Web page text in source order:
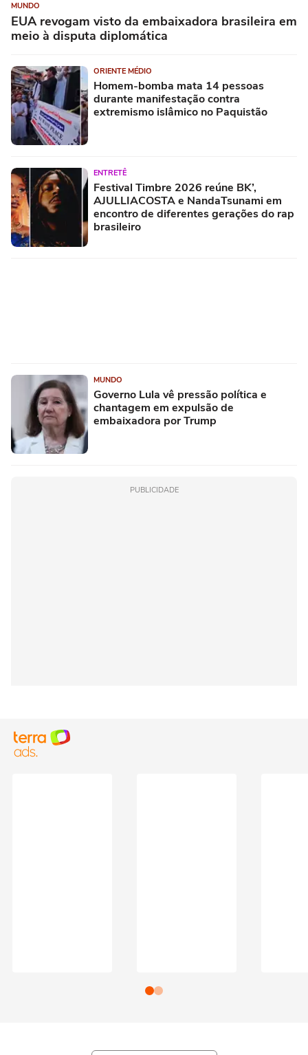
MUNDO
EUA revogam visto da embaixadora brasileira em
meio à disputa diplomática
ORIENTE MÉDIO
Homem-bomba mata 14 pessoas
durante manifestação contra
extremismo islâmico no Paquistão
ENTRETÊ
Festival Timbre 2026 reúne BK’,
AJULLIACOSTA e NandaTsunami em
encontro de diferentes gerações do rap
brasileiro
MUNDO
Governo Lula vê pressão política e
chantagem em expulsão de
embaixadora por Trump
PUBLICIDADE